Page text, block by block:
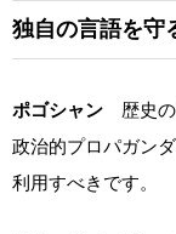
独自の言語を守
ポゴシャン 歴史の
政治的プロパガン
利用すべきです。